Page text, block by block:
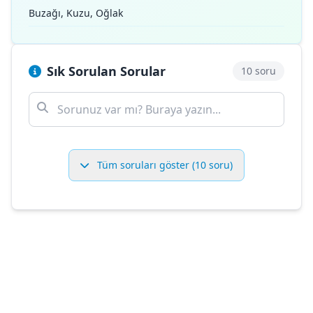
Buzağı, Kuzu, Oğlak
Sık Sorulan Sorular 10 soru
Tüm soruları göster (10 soru)